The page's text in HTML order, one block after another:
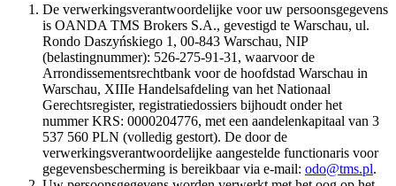
De verwerkingsverantwoordelijke voor uw persoonsgegevens
is OANDA TMS Brokers S.A., gevestigd te Warschau, ul.
Rondo Daszyńskiego 1, 00-843 Warschau, NIP
(belastingnummer): 526-275-91-31, waarvoor de
Arrondissementsrechtbank voor de hoofdstad Warschau in
Warschau, XIIIe Handelsafdeling van het Nationaal
Gerechtsregister, registratiedossiers bijhoudt onder het
nummer KRS: 0000204776, met een aandelenkapitaal van 3
537 560 PLN (volledig gestort). De door de
verwerkingsverantwoordelijke aangestelde functionaris voor
gegevensbescherming is bereikbaar via e-mail: odo@tms.pl.